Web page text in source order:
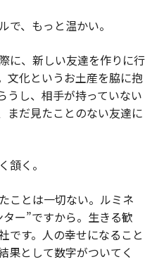
で、もっと温かい。
に、新しい友達を作りに行
文化というお土産を脇に抱
うし、相手が持っていない
まだ見たことのない友達に
頷く。
ことは一切ない。ルミネ
ー”ですから。生きる歓
です。人の幸せになること
果として数字がついてく